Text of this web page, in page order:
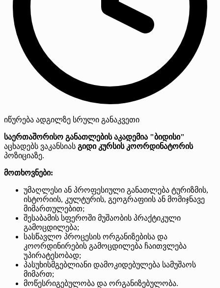
იწურება ადგილზე სრული განაკვეთი
საერთაშორისო განათლების აკადემია "ბიდისი"
აცხადებს ვაკანსიას გიდი კურსის კოორდინატორის
პოზიციაზე.
მოთხოვნები:
უმაღლესი ან პროფესიული განათლება ტურიზმის,
ისტორიის, კულტურის, გეოგრაფიის ან მომიჯნავე
მიმართულებით;
შესაბამის სფეროში მუშაობის პრაქტიკული
გამოცდილება;
სასწავლო პროცესის ორგანიზებისა და
კოორდინირების გამოცდილება ჩაითვლება
უპირატესობად;
პასუხისმგებლიანი დამოკიდებულება სამუშაოს
მიმართ;
მოწესრიგებულობა და ორგანიზებულობა.